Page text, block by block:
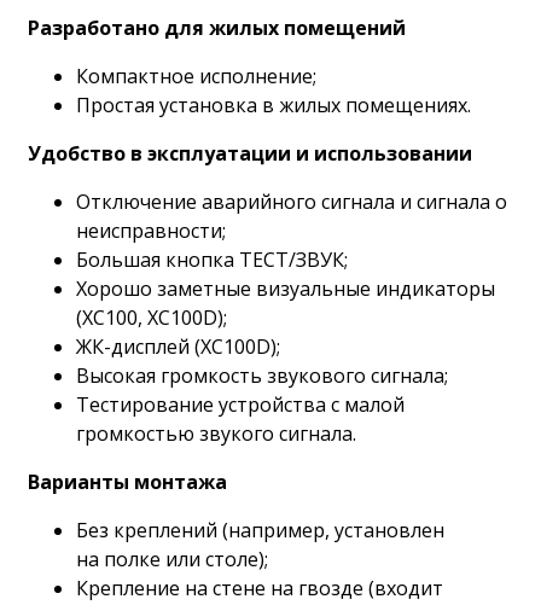
Разработано для жилых помещений
Компактное исполнение;
Простая установка в жилых помещениях.
Удобство в эксплуатации и использовании
Отключение аварийного сигнала и сигнала о
неисправности;
Большая кнопка ТЕСТ/ЗВУК;
Хорошо заметные визуальные индикаторы
(XC100, XC100D);
ЖК-дисплей (XC100D);
Высокая громкость звукового сигнала;
Тестирование устройства с малой
громкостью звукого сигнала.
Варианты монтажа
Без креплений (например, установлен
на полке или столе);
Крепление на стене на гвозде (входит